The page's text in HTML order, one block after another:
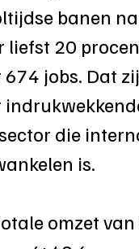
banen
liefst 20
jobs. Dat
die
is.
omzet